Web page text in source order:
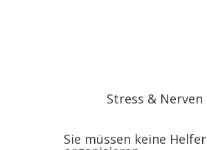
Stress & Nerven
Sie müssen keine Helfer